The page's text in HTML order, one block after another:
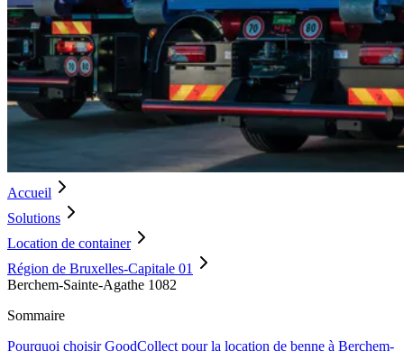
Accueil
Solutions
Location de container
Région de Bruxelles-Capitale 01
Berchem-Sainte-Agathe 1082
Sommaire
Pourquoi choisir GoodCollect pour la location de benne à Berchem-